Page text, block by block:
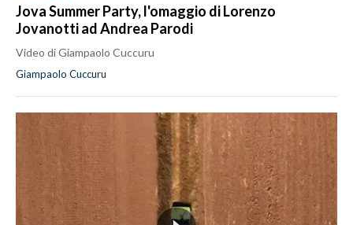
Jova Summer Party, l'omaggio di Lorenzo
Jovanotti ad Andrea Parodi
Video di Giampaolo Cuccuru
Giampaolo Cuccuru